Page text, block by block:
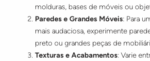
molduras, bases de móveis ou
Paredes e Grandes Móveis: Para
mais audaciosa, experimente
preto ou grandes peças de
Texturas e Acabamentos: Varie